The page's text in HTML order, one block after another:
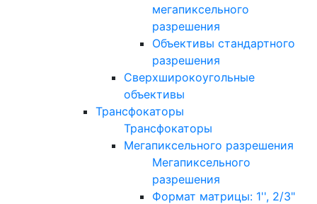
мегапиксельного
разрешения
Объективы стандартного
разрешения
Сверхширокоугольные
объективы
Трансфокаторы
Трансфокаторы
Мегапиксельного разрешения
Мегапиксельного
разрешения
Формат матрицы: 1'', 2/3"